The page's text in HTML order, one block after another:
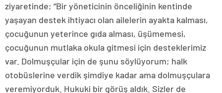
ziyaretinde; “Bir yöneticinin önceliğinin kentinde
yaşayan destek ihtiyacı olan ailelerin ayakta kalması,
çocuğunun yeterince gıda alması, üşümemesi,
çocuğunun mutlaka okula gitmesi için desteklerimiz
var. Dolmuşçular için de şunu söylüyorum; halk
otobüslerine verdik şimdiye kadar ama dolmuşçulara
veremiyorduk. Hukuki bir görüş aldık. Sizler de